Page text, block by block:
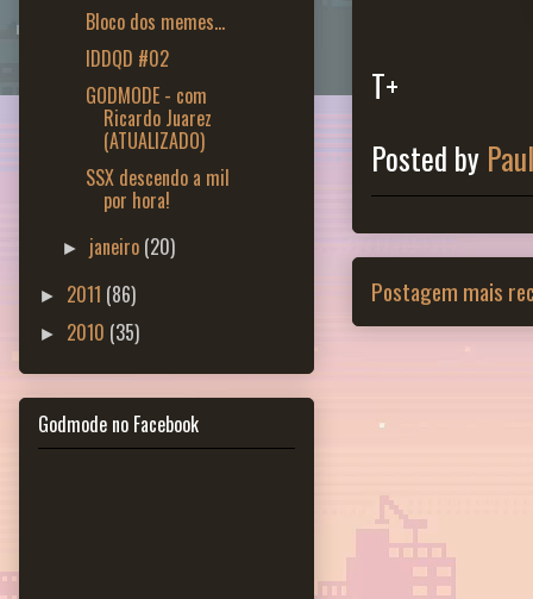
T+
Posted by
Postagem mais
Bloco dos memes...
IDDQD #02
GODMODE - com
Ricardo Juarez
(ATUALIZADO)
SSX descendo a mil
por hora!
► janeiro (20)
► 2011 (86)
► 2010 (35)
Godmode no Facebook